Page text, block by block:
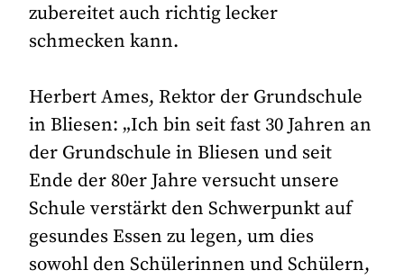
zubereitet auch richtig lecker
schmecken kann.
Herbert Ames, Rektor der Grundschule
in Bliesen: „Ich bin seit fast 30 Jahren an
der Grundschule in Bliesen und seit
Ende der 80er Jahre versucht unsere
Schule verstärkt den Schwerpunkt auf
gesundes Essen zu legen, um dies
sowohl den Schülerinnen und Schülern,